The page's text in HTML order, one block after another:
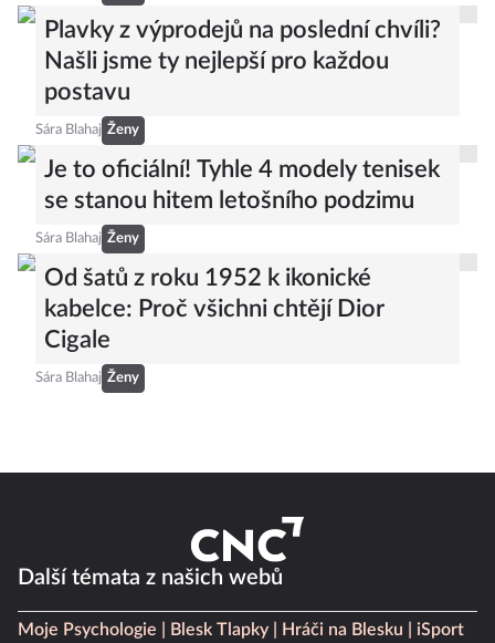
Plavky z výprodejů na poslední chvíli?
Našli jsme ty nejlepší pro každou
postavu
Sára Blahaj Ženy
Je to oficiální! Tyhle 4 modely tenisek
se stanou hitem letošního podzimu
Sára Blahaj Ženy
Od šatů z roku 1952 k ikonické
kabelce: Proč všichni chtějí Dior
Cigale
Sára Blahaj Ženy
Další témata z našich webů
Moje Psychologie Blesk Tlapky Hráči na Blesku
iSport